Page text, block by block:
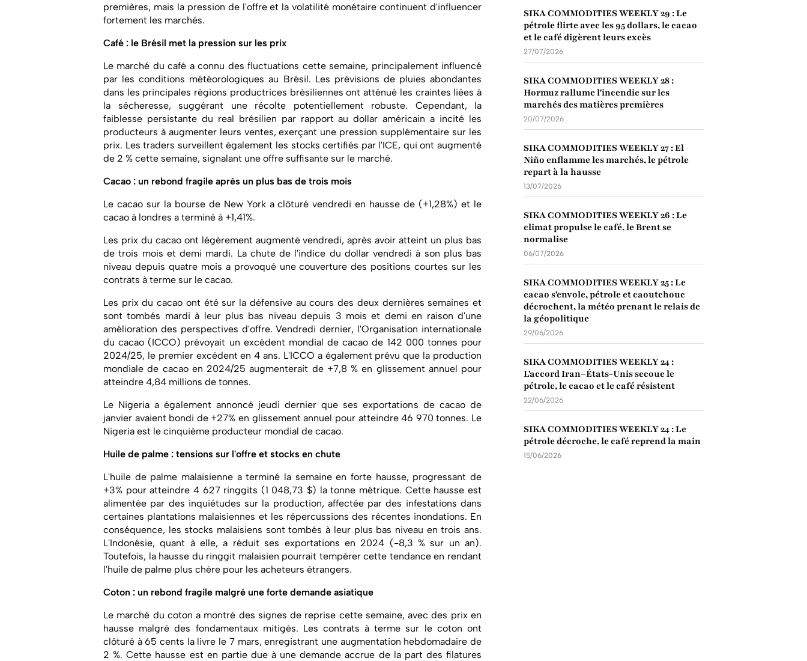
premières, mais la pression de l'offre et la volatilité monétaire continuent d'influencer
fortement les marchés.
Café : le Brésil met la pression sur les prix
Le marché du café a connu des fluctuations cette semaine, principalement influencé
par les conditions météorologiques au Brésil. Les prévisions de pluies abondantes
dans les principales régions productrices brésiliennes ont atténué les craintes liées à
la sécheresse, suggérant une récolte potentiellement robuste. Cependant, la
faiblesse persistante du real brésilien par rapport au dollar américain a incité les
producteurs à augmenter leurs ventes, exerçant une pression supplémentaire sur les
prix. Les traders surveillent également les stocks certifiés par l'ICE, qui ont augmenté
de 2 % cette semaine, signalant une offre suffisante sur le marché.
Cacao : un rebond fragile après un plus bas de trois mois
Le cacao sur la bourse de New York a clôturé vendredi en hausse de (+1,28%) et le
cacao à londres a terminé à +1,41%.
Les prix du cacao ont légèrement augmenté vendredi, après avoir atteint un plus bas
de trois mois et demi mardi. La chute de l'indice du dollar vendredi à son plus bas
niveau depuis quatre mois a provoqué une couverture des positions courtes sur les
contrats à terme sur le cacao.
Les prix du cacao ont été sur la défensive au cours des deux dernières semaines et
sont tombés mardi à leur plus bas niveau depuis 3 mois et demi en raison d'une
amélioration des perspectives d'offre. Vendredi dernier, l'Organisation internationale
du cacao (ICCO) prévoyait un excédent mondial de cacao de 142 000 tonnes pour
2024/25, le premier excédent en 4 ans. L'ICCO a également prévu que la production
mondiale de cacao en 2024/25 augmenterait de +7,8 % en glissement annuel pour
atteindre 4,84 millions de tonnes.
Le Nigeria a également annoncé jeudi dernier que ses exportations de cacao de
janvier avaient bondi de +27% en glissement annuel pour atteindre 46 970 tonnes. Le
Nigeria est le cinquième producteur mondial de cacao.
Huile de palme : tensions sur l'offre et stocks en chute
L'huile de palme malaisienne a terminé la semaine en forte hausse, progressant de
+3% pour atteindre 4 627 ringgits (1 048,73 $) la tonne métrique. Cette hausse est
alimentée par des inquiétudes sur la production, affectée par des infestations dans
certaines plantations malaisiennes et les répercussions des récentes inondations. En
conséquence, les stocks malaisiens sont tombés à leur plus bas niveau en trois ans.
L'Indonésie, quant à elle, a réduit ses exportations en 2024 (-8,3 % sur un an).
Toutefois, la hausse du ringgit malaisien pourrait tempérer cette tendance en rendant
l'huile de palme plus chère pour les acheteurs étrangers.
Coton : un rebond fragile malgré une forte demande asiatique
Le marché du coton a montré des signes de reprise cette semaine, avec des prix en
hausse malgré des fondamentaux mitigés. Les contrats à terme sur le coton ont
clôturé à 65 cents la livre le 7 mars, enregistrant une augmentation hebdomadaire de
2 %. Cette hausse est en partie due à une demande accrue de la part des filatures
SIKA COMMODITIES WEEKLY 29 : Le
pétrole flirte avec les 95 dollars, le cacao
et le café digèrent leurs excès
27/07/2026
SIKA COMMODITIES WEEKLY 28 :
Hormuz rallume l'incendie sur les
marchés des matières premières
20/07/2026
SIKA COMMODITIES WEEKLY 27 : El
Niño enflamme les marchés, le pétrole
repart à la hausse
13/07/2026
SIKA COMMODITIES WEEKLY 26 : Le
climat propulse le café, le Brent se
normalise
06/07/2026
SIKA COMMODITIES WEEKLY 25 : Le
cacao s'envole, pétrole et caoutchouc
décrochent, la météo prenant le relais de
la géopolitique
29/06/2026
SIKA COMMODITIES WEEKLY 24 :
L'accord Iran–États-Unis secoue le
pétrole, le cacao et le café résistent
22/06/2026
SIKA COMMODITIES WEEKLY 24 : Le
pétrole décroche, le café reprend la main
15/06/2026